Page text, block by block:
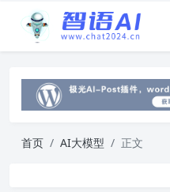
首页 AI大模型 正文